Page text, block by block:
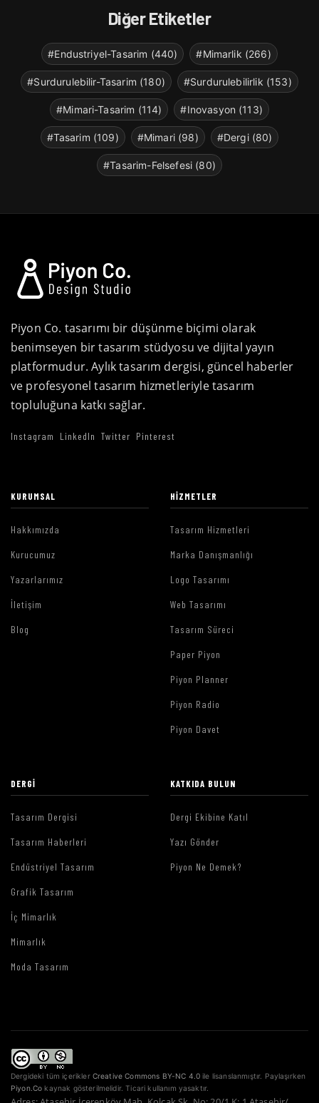
Diğer Etiketler
#Endustriyel-Tasarim (440) #Mimarlik (266)
#Surdurulebilir-Tasarim (180) #Surdurulebilirlik (153)
#Mimari-Tasarim (114) #Inovasyon (113)
#Tasarim (109) #Mimari (98) #Dergi (80)
#Tasarim-Felsefesi (80)
Piyon Co. tasarımı bir düşünme biçimi olarak
benimseyen bir tasarım stüdyosu ve dijital yayın
platformudur. Aylık tasarım dergisi, güncel haberler
ve profesyonel tasarım hizmetleriyle tasarım
topluluğuna katkı sağlar.
Instagram LinkedIn Twitter Pinterest
KURUMSAL
Hakkımızda
Kurucumuz
Yazarlarımız
İletişim
Blog
HIZMETLER
Tasarım Hizmetleri
Marka Danışmanlığı
Logo Tasarımı
Web Tasarımı
Tasarım Süreci
Paper Piyon
Piyon Planner
Piyon Radio
Piyon Davet
DERGI
Tasarım Dergisi
Tasarım Haberleri
Endüstriyel Tasarım
Grafik Tasarım
İç Mimarlık
Mimarlık
Moda Tasarım
KATKIDA BULUN
Dergi Ekibine Katıl
Yazı Gönder
Piyon Ne Demek?
Dergideki tüm içerikler Creative Commons BY-NC 4.0 ile lisanslanmıştır. Paylaşırken
Piyon.Co kaynak gösterilmelidir. Ticari kullanım yasaktır.